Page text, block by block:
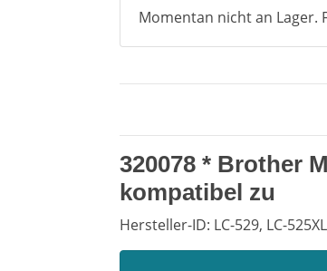
Momentan nicht an Lager.
320078 * Brother
kompatibel zu
Hersteller-ID: LC-529, LC-